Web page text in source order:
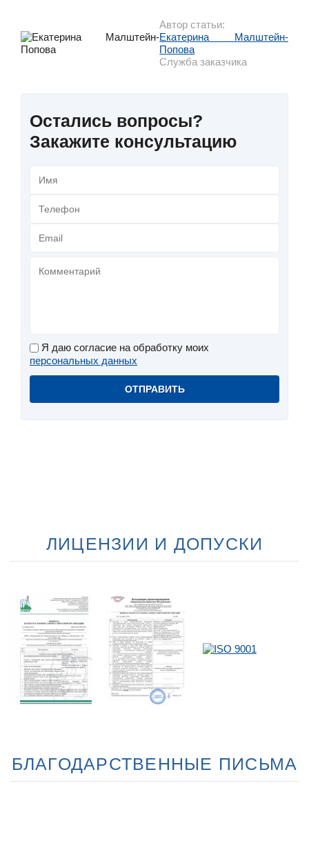
Автор статьи:
Екатерина Малштейн-
Попова
Служба заказчика
Остались вопросы?
Закажите консультацию
Я даю согласие на обработку моих
персональных данных
ЛИЦЕНЗИИ И ДОПУСКИ
БЛАГОДАРСТВЕННЫЕ ПИСЬМА